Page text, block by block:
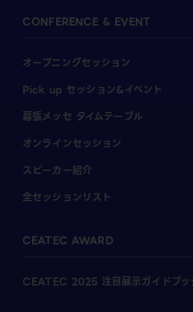
CONFERENCE & EVENT
オープニングセッション
Pick up セッション&イベント
幕張メッセ タイムテーブル
オンラインセッション
スピーカー紹介
全セッションリスト
CEATEC AWARD
CEATEC 2025 注目展示ガイドブッ